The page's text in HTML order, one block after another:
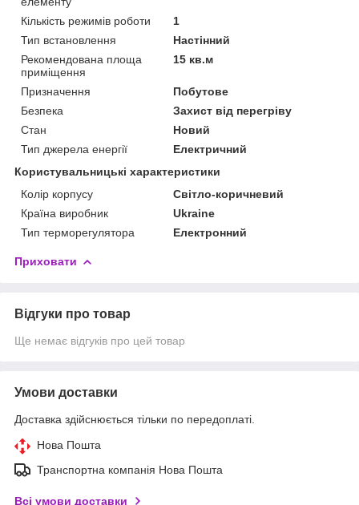
Кількість режимів роботи
1
Тип встановлення
Настінний
Рекомендована площа
приміщення
15 кв.м
Призначення
Побутове
Безпека
Захист від перегріву
Стан
Новий
Тип джерела енергії
Електричний
Користувальницькі характеристики
Колір корпусу
Світло-коричневий
Країна виробник
Ukraine
Тип терморегулятора
Електронний
Приховати
Відгуки про товар
Ще немає відгуків про цей товар
Умови доставки
Доставка здійснюється тільки по передоплаті.
Нова Пошта
Транспортна компанія Нова Пошта
Всі умови доставки